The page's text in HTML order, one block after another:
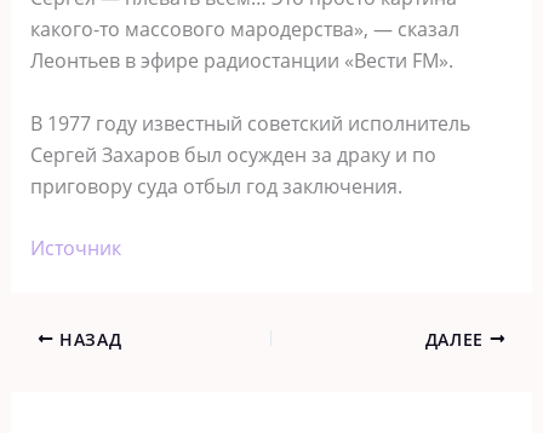
какого-то массового мародерства», — сказал
Леонтьев в эфире радиостанции «Вести FM».
В 1977 году известный советский исполнитель
Сергей Захаров был осужден за драку и по
приговору суда отбыл год заключения.
Источник
НАЗАД ДАЛЕЕ